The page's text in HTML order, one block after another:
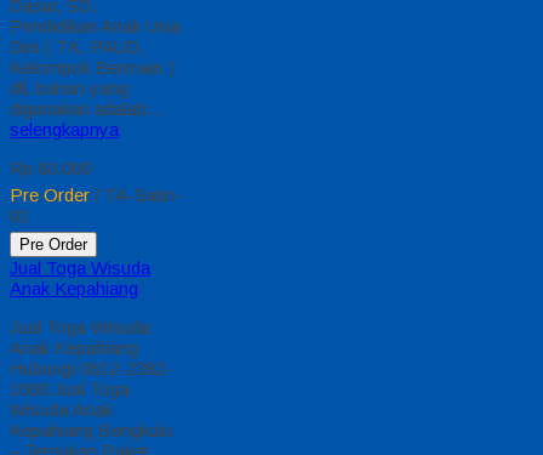
Dasar, SD,
Pendidikan Anak Usia
Dini ( TK, PAUD,
Kelompok Bermain )
dll, bahan yang
digunakan adalah…
selengkapnya
Rp 80.000
Pre Order / TA-Satin-
01
Pre Order
Jual Toga Wisuda
Anak Kepahiang
Jual Toga Wisuda
Anak Kepahiang
Hubungi 0812-2282-
1060 Jual Toga
Wisuda Anak
Kepahiang Bengkulu